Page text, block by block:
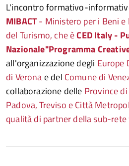
L'incontro formativo-
MIBACT- Ministero per i Beni
del Turismo, che èCED Italy -
Nazionale"Programma
all'organizzazione degli Europe
di Verona e del Comune di
collaborazione delle Province
Padova, Treviso e Città
qualità di partner della sub-rete